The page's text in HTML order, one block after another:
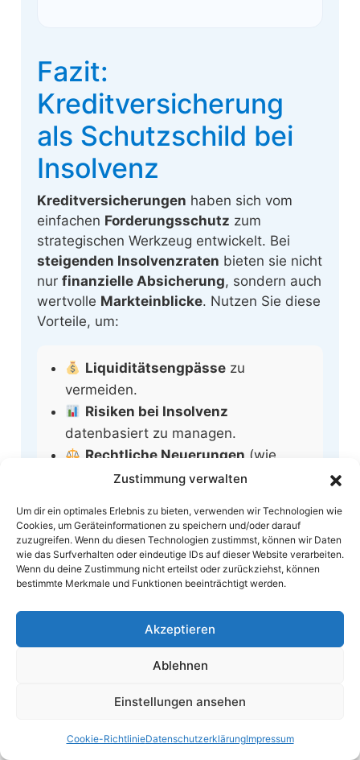
Zustimmung verwalten
Um dir ein optimales Erlebnis zu bieten, verwenden wir Technologien wie
Cookies, um Geräteinformationen zu speichern und/oder darauf
zuzugreifen. Wenn du diesen Technologien zustimmst, können wir Daten
wie das Surfverhalten oder eindeutige IDs auf dieser Website verarbeiten.
Wenn du deine Zustimmung nicht erteilst oder zurückziehst, können
bestimmte Merkmale und Funktionen beeinträchtigt werden.
Akzeptieren
Ablehnen
Einstellungen ansehen
Cookie-RichtlinieDatenschutzerklärungImpressum
Fazit:
Kreditversicherung
als Schutzschild bei
Insolvenz
Kreditversicherungen haben sich vom
einfachen Forderungsschutz zum
strategischen Werkzeug entwickelt. Bei
steigenden Insolvenzraten bieten sie nicht
nurfinanzielle Absicherung, sondern auch
wertvolle Markteinblicke. Nutzen Sie diese
Vorteile, um:
Liquiditätsengpässezu
vermeiden.
Risiken bei Insolvenz
datenbasiert zu managen.
Rechtliche Neuerungen (wie
StaRUG) proaktiv umzusetzen.
Der Markt wird2025-2030durchKI-
Analysen undhybriden
Versicherungsschutzgeprägt sein. Wer
jetzt inadaptive Policeninvestiert, sichert
Schützen Sie Ihr Unternehmen
vorausschauendesRisikomanagement
und eine passendeKreditversicherung